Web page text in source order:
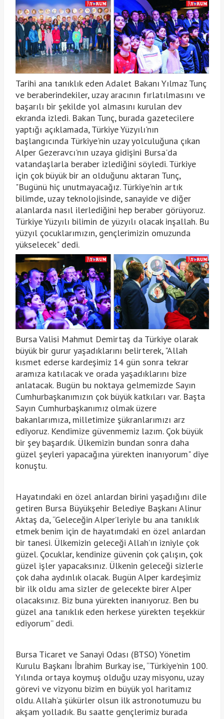
Tarihi ana tanıklık eden Adalet Bakanı Yılmaz Tunç
ve beraberindekiler, uzay aracının fırlatılmasını ve
başarılı bir şekilde yol almasını kurulan dev
ekranda izledi. Bakan Tunç, burada gazetecilere
yaptığı açıklamada, Türkiye Yüzyılı'nın
başlangıcında Türkiye'nin uzay yolculuğuna çıkan
Alper Gezeravcı'nın uzaya gidişini Bursa'da
vatandaşlarla beraber izlediğini söyledi. Türkiye
için çok büyük bir an olduğunu aktaran Tunç,
"Bugünü hiç unutmayacağız. Türkiye'nin artık
bilimde, uzay teknolojisinde, sanayide ve diğer
alanlarda nasıl ilerlediğini hep beraber görüyoruz.
Türkiye Yüzyılı bilimin de yüzyılı olacak inşallah. Bu
yüzyıl çocuklarımızın, gençlerimizin omuzunda
yükselecek" dedi.
Bursa Valisi Mahmut Demirtaş da Türkiye olarak
büyük bir gurur yaşadıklarını belirterek, "Allah
kısmet ederse kardeşimiz 14 gün sonra tekrar
aramıza katılacak ve orada yaşadıklarını bize
anlatacak. Bugün bu noktaya gelmemizde Sayın
Cumhurbaşkanımızın çok büyük katkıları var. Başta
Sayın Cumhurbaşkanımız olmak üzere
bakanlarımıza, milletimize şükranlarımızı arz
ediyoruz. Kendimize güvenmemiz lazım. Çok büyük
bir şey başardık. Ülkemizin bundan sonra daha
güzel şeyleri yapacağına yürekten inanıyorum" diye
konuştu.
Hayatındaki en özel anlardan birini yaşadığını dile
getiren Bursa Büyükşehir Belediye Başkanı Alinur
Aktaş da, “Geleceğin Alper’leriyle bu ana tanıklık
etmek benim için de hayatımdaki en özel anlardan
bir tanesi. Ülkemizin geleceği Allah’ın izniyle çok
güzel. Çocuklar, kendinize güvenin çok çalışın, çok
güzel işler yapacaksınız. Ülkenin geleceği sizlerle
çok daha aydınlık olacak. Bugün Alper kardeşimiz
bir ilk oldu ama sizler de gelecekte birer Alper
olacaksınız. Biz buna yürekten inanıyoruz. Ben bu
güzel ana tanıklık eden herkese yürekten teşekkür
ediyorum” dedi.
Bursa Ticaret ve Sanayi Odası (BTSO) Yönetim
Kurulu Başkanı İbrahim Burkay ise, “Türkiye’nin 100.
Yılında ortaya koymuş olduğu uzay misyonu, uzay
görevi ve vizyonu bizim en büyük yol haritamız
oldu. Allah’a şükürler olsun ilk astronotumuzu bu
akşam yolladık. Bu saatte gençlerimiz burada